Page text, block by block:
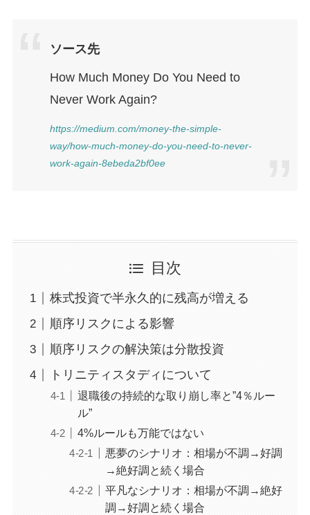
ソース先
How Much Money Do You Need to
Never Work Again?
https://medium.com/money-the-simple-
way/how-much-money-do-you-need-to-never-
work-again-8ebeda2bf0ee
目次
株式投資で半永久的に残高が増える
順序リスクによる影響
順序リスクの解決策は分散投資
トリニティスタディについて
退職後の持続的な取り崩し率と”4％ルー
ル”
4%ルールも万能ではない
悪夢のシナリオ：相場が不調→好調
→絶好調と続く場合
平凡なシナリオ：相場が不調→絶好
調→好調と続く場合